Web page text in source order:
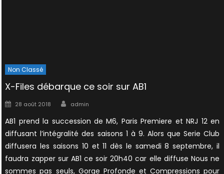
Non Classé
X-Files débarque ce soir sur AB1
Posted
28 août 2018 Author
admin
AB1 prend la succession de M6, Paris Premiere et NRJ 12 en
diffusant l’intégralité des saisons 1 à 9. Alors que Serie Club
diffusera les saisons 10 et 11 dès le samedi 8 septembre, il
faudra zapper sur AB1 ce soir 20h40 car elle diffuse Nous ne
sommes pas seuls, Gorge Profonde et Compressions pour